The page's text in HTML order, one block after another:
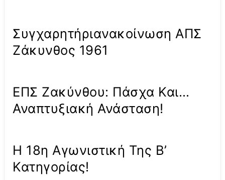
Συγχαρητήριανακοίνωση ΑΠΣ
Ζάκυνθος 1961
ΕΠΣ Ζακύνθου: Πάσχα Και…
Αναπτυξιακή Ανάσταση!
Η 18η Αγωνιστική Της Β’
Κατηγορίας!